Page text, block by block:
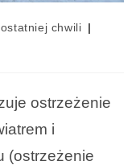
chwili
ostrzeżenie
i
(ostrzeżenie